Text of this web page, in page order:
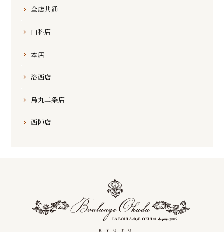
全店共通
山科店
本店
洛西店
烏丸二条店
西陣店